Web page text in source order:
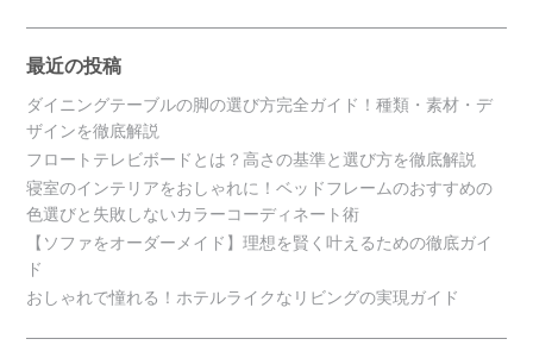
最近の投稿
ダイニングテーブルの脚の選び方完全ガイド！種類・素材・デ
ザインを徹底解説
フロートテレビボードとは？高さの基準と選び方を徹底解説
寝室のインテリアをおしゃれに！ベッドフレームのおすすめの
色選びと失敗しないカラーコーディネート術
【ソファをオーダーメイド】理想を賢く叶えるための徹底ガイ
ド
おしゃれで憧れる！ホテルライクなリビングの実現ガイド